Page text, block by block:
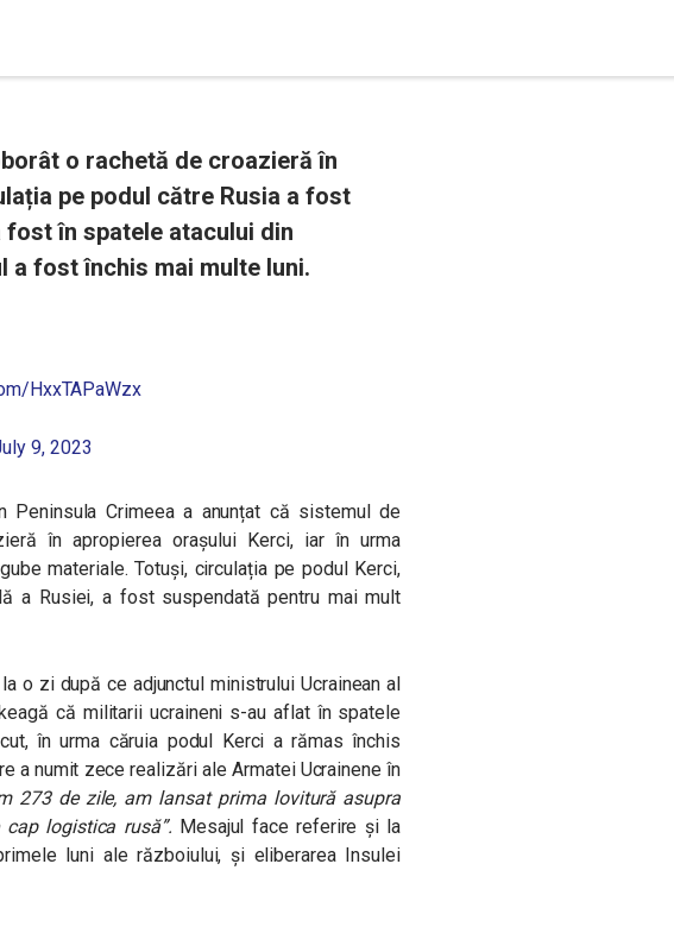
o rachetă de croazieră în
pe podul către Rusia a fost
în spatele atacului din
a fost închis mai multe luni.
HxxTAPaWzx
9, 2023
Crimeea a anunțat că sistemul de
în apropierea orașului Kerci, iar în urma
materiale. Totuși, circulația pe podul Kerci,
a Rusiei, a fost suspendată pentru mai mult
o zi după ce adjunctul ministrului Ucrainean al
că militarii ucraineni s-au aflat în spatele
în urma căruia podul Kerci a rămas închis
a numit zece realizări ale Armatei Ucrainene în
273 de zile, am lansat prima lovitură asupra
logistica rusă”. Mesajul face referire și la
luni ale războiului, și eliberarea Insulei